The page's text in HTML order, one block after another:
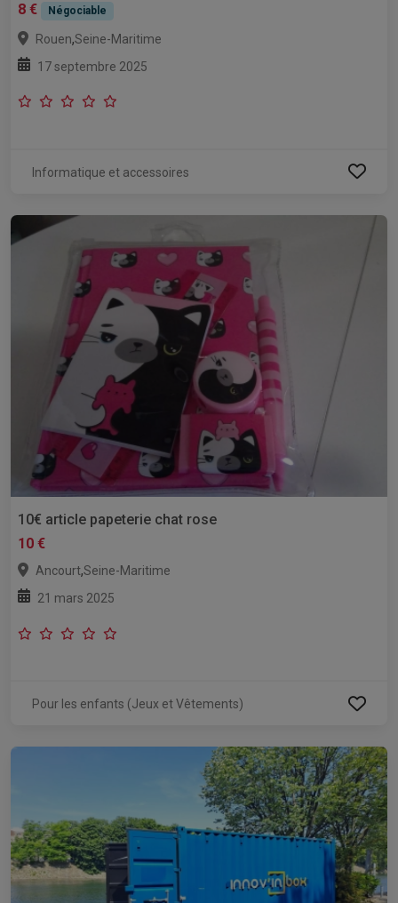
8 €
Négociable
Rouen,Seine-Maritime
17 septembre 2025
Informatique et accessoires
10€ article papeterie chat rose
10 €
Ancourt,Seine-Maritime
21 mars 2025
Pour les enfants (Jeux et Vêtements)